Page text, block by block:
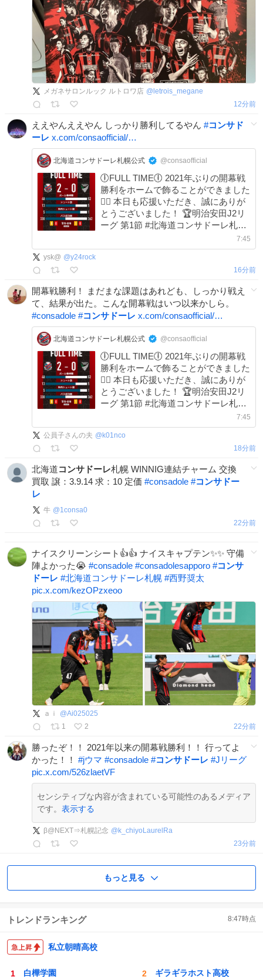
メガネサロンルック ルトロワ店 @ letrois_megane
13分前
ええやんええやん しっかり勝利してるやん #コンサド
ーレ x.com/consaofficial/…
北海道コンサドーレ札幌公式 @consaofficial
🕕FULL TIME🕕 2021年ぶりの開幕戦
勝利をホームで飾ることができました
❤️‍🔥 本日も応援いただき、誠にありが
とうございました！ 🏆明治安田J2リ
ーグ 第1節 #北海道コンサドーレ札幌
コンサドーレ DAZN の加入・視聴が
7:45
ysk@ @y24rock
17分前
開幕戦勝利！ まだまな課題はあれども、しっかり戦え
て、結果が出た。こんな開幕戦はいつ以来かしら。
#consadole #コンサドーレ x.com/consaofficial/…
北海道コンサドーレ札幌公式 @consaofficial
🕕FULL TIME🕕 2021年ぶりの開幕戦
勝利をホームで飾ることができました
❤️‍🔥 本日も応援いただき、誠にありが
とうございました！ 🏆明治安田J2リ
ーグ 第1節 #北海道コンサドーレ札幌
コンサドーレ DAZN の加入・視聴が
強化につながる📺 →x.gd/7jn1J
7:45
公員子さんの夫 @ k01nco
18分前
北海道コンサドーレ札幌 WINNIG連結チャーム 交換
買取 譲：3.9.14 求：10 定価 #consadole #コンサドー
レ
牛 @1consa0
22分前
ナイスクリーンシート👍👍 ナイスキャプテン✨✨ 守備
陣よかった😭 #consadole #consadolesapporo #コンサ
ドーレ #北海道コンサドーレ札幌 #西野奨太
pic.x.com/kezOPzxeoo
ａｉ @Ai025025
1
2 23分前
勝ったぞ！！ 2021年以来の開幕戦勝利！！ 行ってよ
かった！！ #jウマ #consadole #コンサドーレ #Jリーグ
pic.x.com/526zlaetVF
センシティブな内容が含まれている可能性のあるメディア
です。 表示する
β@NEXT⇒札幌記念 @ k_chiyoLaurelRa
24分前
もっと見る
トレンドランキング 8:47時点
私立朝晴高校
白樺学園 ギラギラホスト高校